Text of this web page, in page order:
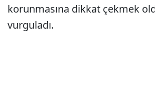
korunmasına dikkat çekmek
vurguladı.